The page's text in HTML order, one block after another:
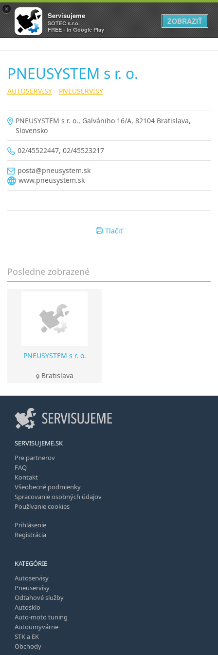
PNEUSYSTEM s r. o.
AUTOSERVISY PNEUSERVISY
PNEUSYSTEM s r. o., Galvániho 16/A, 82104 Bratislava,
Slovensko
02/45522447, 02/45523217
posta@pneusystem.sk
www.pneusystem.sk
Tlačiť
Posledne zobrazené
PNEUSYSTEM s r. o.
Bratislava
SERVISUJEME.SK
Pre partnerov
FAQ
Kontakt
Všeobecné podmienky
Spracovanie osobných údajov
Používanie cookies
Prihlásenie
Registrácia
KATEGÓRIE
Autoservisy
Pneuservisy
Odťahové služby
Autosklo
Auto-moto tuning
Autoumyvárne
STK a EK
Obchody
×
Servisujeme
SOTEC s.r.o.
FREE - In Google Play
ZOBRAZIŤ